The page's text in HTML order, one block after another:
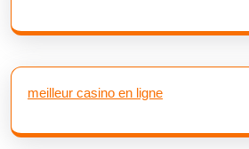
meilleur casino en ligne